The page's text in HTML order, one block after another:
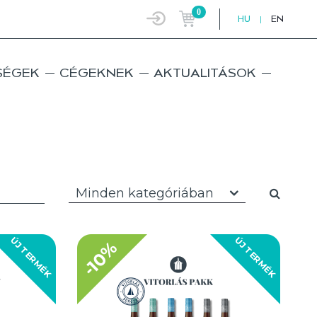
0
HU | EN
CÉGEKNEK AKTUALITÁSOK
Minden kategóriában
ÚJ TERMÉK ÚJ TERMÉK
-10%